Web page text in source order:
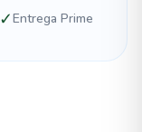
✓Entrega Prime